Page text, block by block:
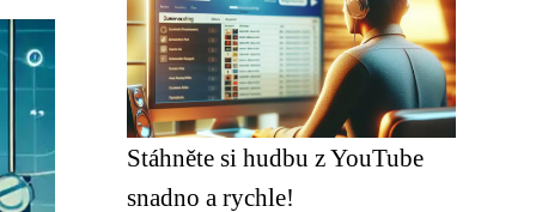
Stáhněte si hudbu z YouTube
snadno a rychle!